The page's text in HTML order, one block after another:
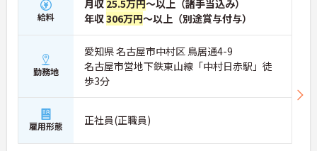
給料
月収 25.5万円～以上（諸手当込み）
年収306万円～以上（別途賞与付与）
勤務地
愛知県 名古屋市中村区 鳥居通4-9
名古屋市営地下鉄東山線「中村日赤駅」徒
歩3分
雇用形態 正社員(正職員)